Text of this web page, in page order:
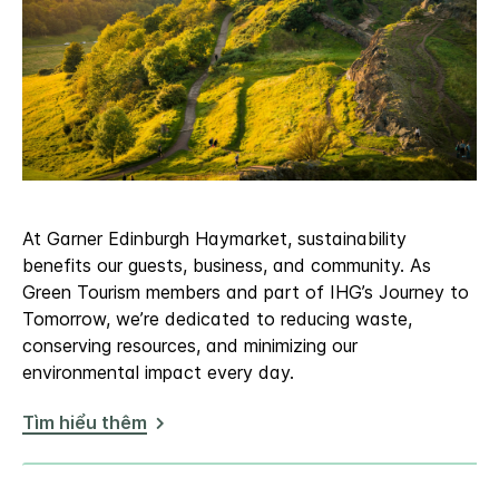
At Garner Edinburgh Haymarket, sustainability
benefits our guests, business, and community. As
Green Tourism members and part of IHG’s Journey to
Tomorrow, we’re dedicated to reducing waste,
conserving resources, and minimizing our
environmental impact every day.
Tìm hiểu thêm